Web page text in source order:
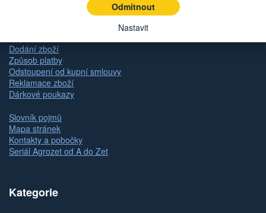
Odmítnout
Nastavit
Zásady ochrany osobních údajů (GDPR)
Dodání zboží
Způsob platby
Odstoupení od kupní smlouvy
Reklamace zboží
Dárkové poukazy
Slovník pojmů
Mapa stránek
Kontakty a pobočky
Seriál Agrozet od A do Zet
Kategorie